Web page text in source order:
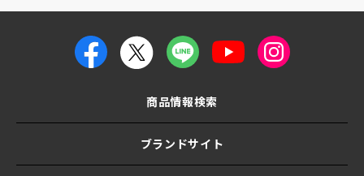
商品情報検索
ブランドサイト